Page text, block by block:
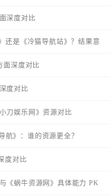
深度对比
还是《冷猫导航站》？结果意
面深度对比
度对比
刀娱乐网》资源对比
航》：谁的资源更全？
度对比
《蜗牛资源网》具体能力 PK